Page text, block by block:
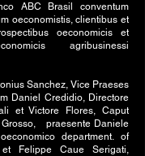
ABC Brasil conventum
oeconomistis, clientibus et
oeconomicis et
agribusinessi
Sanchez, Vice Praeses
Daniel Credidio, Directore
et Victore Flores, Caput
praesente Daniele
department. of
Felippe Caue Serigati,